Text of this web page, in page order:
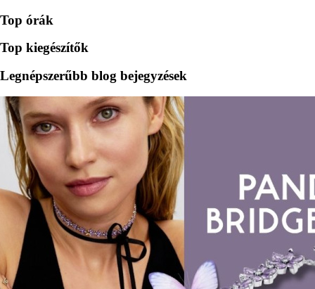
Top órák
Top kiegészítők
Legnépszerűbb blog bejegyzések